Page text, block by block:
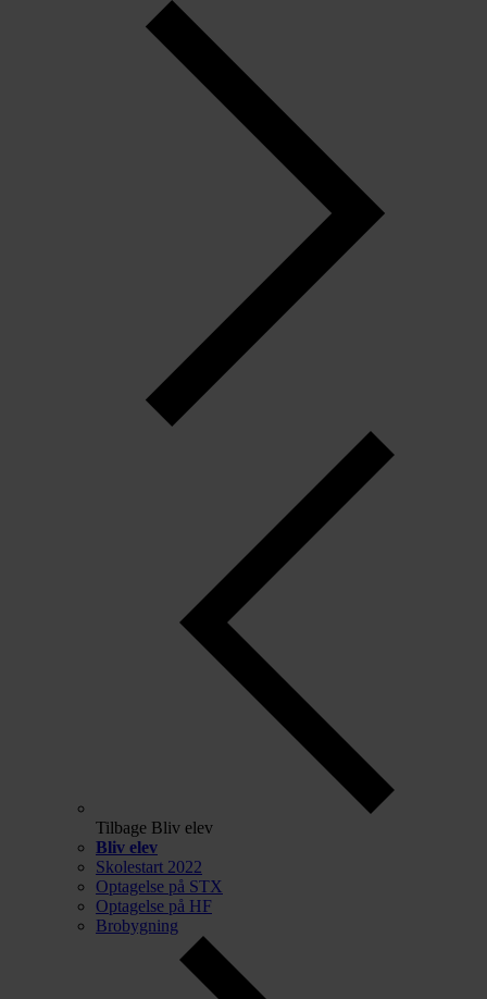
Tilbage Bliv elev
Bliv elev
Skolestart 2022
Optagelse på STX
Optagelse på HF
Brobygning